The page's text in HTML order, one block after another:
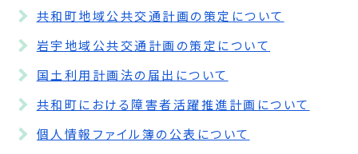
共和町地域公共交通計画の策定について
岩宇地域公共交通計画の策定について
国土利用計画法の届出について
共和町における障害者活躍推進計画について
個人情報ファイル簿の公表について